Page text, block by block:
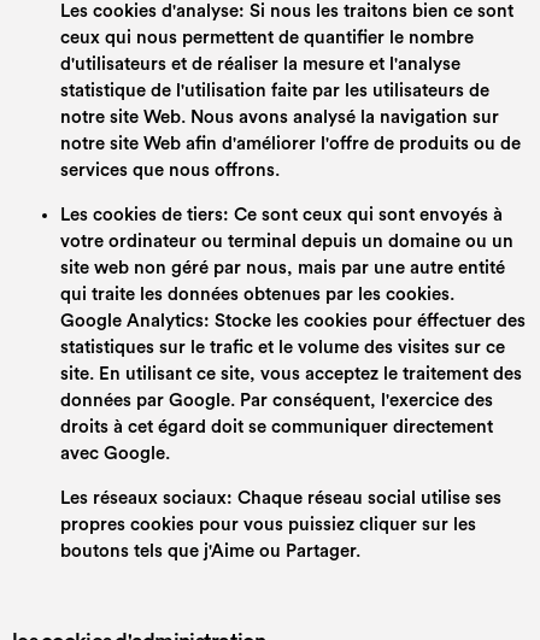
Les cookies d'analyse: Si nous les traitons bien ce sont
ceux qui nous permettent de quantifier le nombre
d'utilisateurs et de réaliser la mesure et l'analyse
statistique de l'utilisation faite par les utilisateurs de
notre site Web. Nous avons analysé la navigation sur
notre site Web afin d'améliorer l'offre de produits ou de
services que nous offrons.
Les cookies de tiers: Ce sont ceux qui sont envoyés à
votre ordinateur ou terminal depuis un domaine ou un
site web non géré par nous, mais par une autre entité
qui traite les données obtenues par les cookies.
Google Analytics: Stocke les cookies pour éffectuer des
statistiques sur le trafic et le volume des visites sur ce
site. En utilisant ce site, vous acceptez le traitement des
données par Google. Par conséquent, l'exercice des
droits à cet égard doit se communiquer directement
avec Google.
Les réseaux sociaux: Chaque réseau social utilise ses
propres cookies pour vous puissiez cliquer sur les
boutons tels que j'Aime ou Partager.